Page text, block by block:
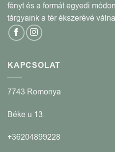
fényt és a formát egyedi
tárgyaink a tér ékszerévé
KAPCSOLAT
7743 Romonya
Béke u 13.
+36204899228